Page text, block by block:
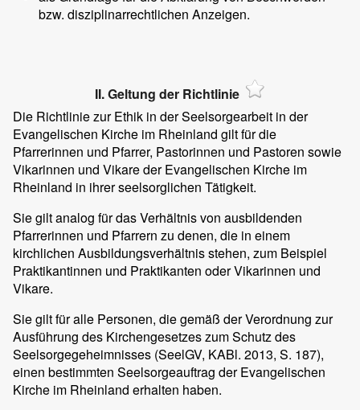
bzw. disziplinarrechtlichen Anzeigen.
II. Geltung der Richtlinie
Die Richtlinie zur Ethik in der Seelsorgearbeit in der
Evangelischen Kirche im Rheinland gilt für die
Pfarrerinnen und Pfarrer, Pastorinnen und Pastoren sowie
Vikarinnen und Vikare der Evangelischen Kirche im
Rheinland in ihrer seelsorglichen Tätigkeit.
Sie gilt analog für das Verhältnis von ausbildenden
Pfarrerinnen und Pfarrern zu denen, die in einem
kirchlichen Ausbildungsverhältnis stehen, zum Beispiel
Praktikantinnen und Praktikanten oder Vikarinnen und
Vikare.
Sie gilt für alle Personen, die gemäß der Verordnung zur
Ausführung des Kirchengesetzes zum Schutz des
Seelsorgegeheimnisses (SeelGV, KABl. 2013, S. 187),
einen bestimmten Seelsorgeauftrag der Evangelischen
Kirche im Rheinland erhalten haben.